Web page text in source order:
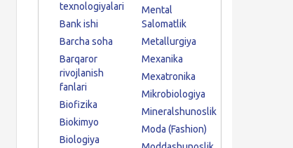
texnologiyalari
Bank ishi
Barcha soha
Barqaror
rivojlanish
fanlari
Biofizika
Biokimyo
Biologiya
Mental
Salomatlik
Metallurgiya
Mexanika
Mexatronika
Mikrobiologiya
Mineralshunoslik
Moda (Fashion)